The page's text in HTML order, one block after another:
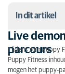
In dit artikel
Live
Preventief
Live
parcours
Tijdens zo’n
Puppy Fitness
mogen het puppy-